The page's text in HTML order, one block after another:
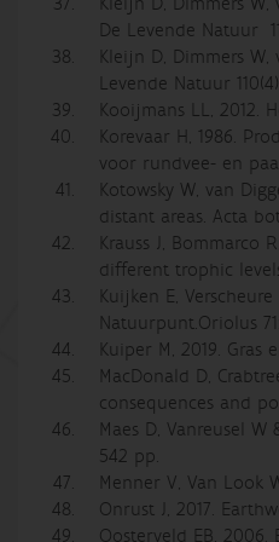
De Levende Natuur
Kleijn D, Dimmers
Levende Natuur
Kooijmans LL, 2012.
Korevaar H, 1986.
voor rundvee- en
Kotowsky W, van
distant areas. Acta
Krauss J, Bommarco
different trophic
Kuijken E,
Natuurpunt.Oriolus
Kuiper M, 2019. Gras
MacDonald D,
consequences and
Maes D, Vanreusel
542 pp.
Menner V, Van Look
Onrust J, 2017.
Oosterveld EB, 2006.